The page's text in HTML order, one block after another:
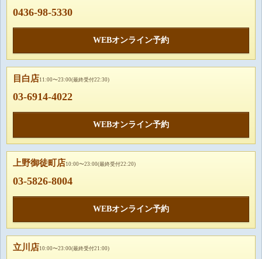
0436-98-5330
WEBオンライン予約
目白店11:00〜23:00(最終受付22:30)
03-6914-4022
WEBオンライン予約
上野御徒町店10:00〜23:00(最終受付22:20)
03-5826-8004
WEBオンライン予約
立川店10:00〜23:00(最終受付21:00)